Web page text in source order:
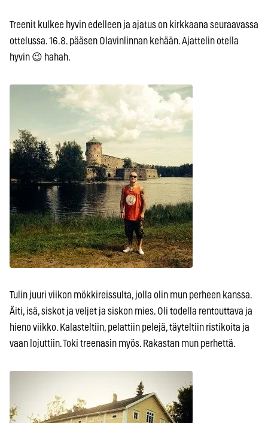
Treenit kulkee hyvin edelleen ja ajatus on kirkkaana seuraavassa
ottelussa. 16.8. pääsen Olavinlinnan kehään. Ajattelin otella
hyvin 😉 hahah.
Tulin juuri viikon mökkireissulta, jolla olin mun perheen kanssa.
Äiti, isä, siskot ja veljet ja siskon mies. Oli todella rentouttava ja
hieno viikko. Kalasteltiin, pelattiin pelejä, täyteltiin ristikoita ja
vaan lojuttiin. Toki treenasin myös. Rakastan mun perhettä.